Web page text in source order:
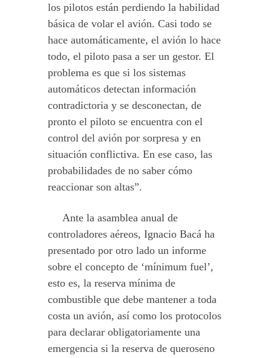
los pilotos están perdiendo la habilidad
básica de volar el avión. Casi todo se
hace automáticamente, el avión lo hace
todo, el piloto pasa a ser un gestor. El
problema es que si los sistemas
automáticos detectan información
contradictoria y se desconectan, de
pronto el piloto se encuentra con el
control del avión por sorpresa y en
situación conflictiva. En ese caso, las
probabilidades de no saber cómo
reaccionar son altas”.
Ante la asamblea anual de
controladores aéreos, Ignacio Bacá ha
presentado por otro lado un informe
sobre el concepto de ‘mínimum fuel’,
esto es, la reserva mínima de
combustible que debe mantener a toda
costa un avión, así como los protocolos
para declarar obligatoriamente una
emergencia si la reserva de queroseno